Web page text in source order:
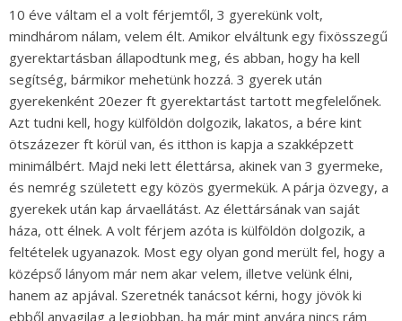
10 éve váltam el a volt férjemtől, 3 gyerekünk volt,
mindhárom nálam, velem élt. Amikor elváltunk egy fixösszegű
gyerektartásban állapodtunk meg, és abban, hogy ha kell
segítség, bármikor mehetünk hozzá. 3 gyerek után
gyerekenként 20ezer ft gyerektartást tartott megfelelőnek.
Azt tudni kell, hogy külföldön dolgozik, lakatos, a bére kint
ötszázezer ft körül van, és itthon is kapja a szakképzett
minimálbért. Majd neki lett élettársa, akinek van 3 gyermeke,
és nemrég született egy közös gyermekük. A párja özvegy, a
gyerekek után kap árvaellátást. Az élettársának van saját
háza, ott élnek. A volt férjem azóta is külföldön dolgozik, a
feltételek ugyanazok. Most egy olyan gond merült fel, hogy a
középső lányom már nem akar velem, illetve velünk élni,
hanem az apjával. Szeretnék tanácsot kérni, hogy jövök ki
ebből anyagilag a legjobban, ha már mint anyára nincs rám